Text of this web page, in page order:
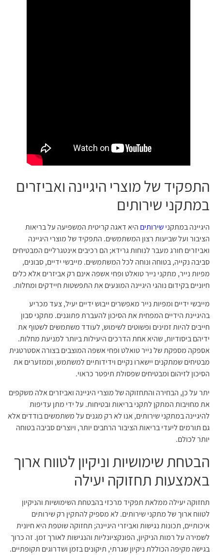
התפקיד של מוצרי היגיינה ואביזרים
במתקני שירותים
היגיינה במתקנישירותים היא דאגה קריטית המשפיעה על בריאות
הציבור ועל שביעות רצון המשתמשים. התפקיד של מוצרי היגיינה
ואביזרים חורג מעבר לנוחות גרידא; הם רכיבים אינטגרליים המבטיחים
סביבה נקייה, בטוחה ונוחה לכל המשתמשים. מייבשי ידיים, סבונים,
מפיות נייר, מתקני נייר טואלט ופחי אשפה אינם רק אביזרים אלא כלים
חיוניים בקידום נוהגי היגיינה המונעים את התפשטות חיידקים ומחלות.
מייבשי ידיים ומפיות נייר מאפשרים ייבוש ידיים יעיל, צעד מכריע
בהיגיינת הידיים המפחית את הסיכון להעברת פתוגנים. מתקני סבון
חייבים להיות זמינים ופשוטים לשימוש, לעודד משתמשים לשטוף את
ידיהם ביסודיות, שהיא אחת הדרכים היעילות ביותר למניעת מחלות.
אספקה מספקת של נייר טואלט ופחי אשפה המוצבים בצורה אסטרטגית
מבטיחים שמתקנים יישארו נקיים וידידותיים למשתמש, וממזערים את
הסיכון לזיהום ומבטיחים שפסולת תיפטר כראוי.
יתר על כן, הבחירה והתחזוקה של מוצרי היגיינה ואביזרים אלה משקפים
את מחויבות המתקן לתקני בריאות ובטיחות. על ידי מתן עדיפות
להיגיינה במתקני שירותים, אנו לא רק מגנים על משתמשים בודדים אלא
גם תורמים ליעדי בריאות הציבור הרחבים יותר, ויוצרים סביבה בטוחה
יותר לכולם.
הבטחת שימושיות וניקיון לטווח ארוך
באמצעות תחזוקה יעילה
תחזוקה יעילה ממלאת תפקיד מרכזי בהבטחת השימושיות והניקיון
לטווח ארוך של מתקני שירותים. לא מספיק להתקין רק שירותים
איכותיים, תכונות נגישות ואביזרי היגיינה; תחזוקה שוטפת היא חיונית
לשמירה על רמות הניקיון, הפונקציונליות והנגישות לאורך זמן. זה כרוך
בגישה מקיפה הכוללת ניקיון שגרתי, תיקונים בזמן ושדרוגים תקופתיים.